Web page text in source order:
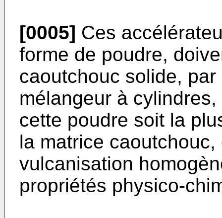
[0005] Ces
forme de poudre,
caoutchouc solide,
mélangeur à
cette poudre soit la
la matrice
vulcanisation
propriétés physico-